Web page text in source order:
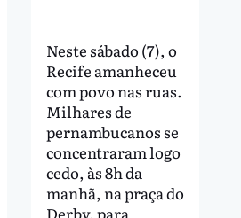
Neste sábado (7), o
Recife amanheceu
com povo nas ruas.
Milhares de
pernambucanos se
concentraram logo
cedo, às 8h da
manhã, na praça do
Derby, para